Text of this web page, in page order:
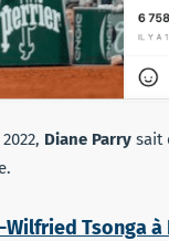
Diane Parry sait
Tsonga